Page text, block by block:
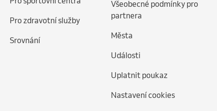
Pro zdravotní služby
Srovnání
Všeobecné podmínky pro
partnera
Města
Události
Uplatnit poukaz
Nastavení cookies